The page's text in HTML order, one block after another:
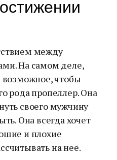
между
На самом деле,
возможное, чтобы
рода пропеллер. Она
своего мужчину
Она всегда хочет
и плохие
на нее.